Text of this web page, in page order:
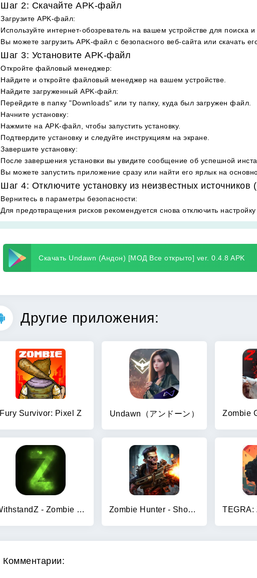
Шаг 2: Скачайте APK-файл
Загрузите APK-файл:
Используйте интернет-обозреватель на вашем устройстве для поиска и
Вы можете загрузить APK-файл с безопасного веб-сайта или скачать
Шаг 3: Установите APK-файл
Откройте файловый менеджер:
Найдите и откройте файловый менеджер на вашем устройстве.
Найдите загруженный APK-файл:
Перейдите в папку "Downloads" или ту папку, куда был загружен файл.
Начните установку:
Нажмите на APK-файл, чтобы запустить установку.
Подтвердите установку и следуйте инструкциям на экране.
Завершите установку:
После завершения установки вы увидите сообщение об успешной
Вы можете запустить приложение сразу или найти его ярлык на
Шаг 4: Отключите установку из неизвестных источников
Вернитесь в параметры безопасности:
Для предотвращения рисков рекомендуется снова отключить настройку
Скачать Undawn (Андон) [МОД Все открыто] ver. 0.4.8 APK
Другие приложения:
Fury Survivor: Pixel Z Undawn（アンドーン）
WithstandZ - Zombie Survival! Zombie Hunter - Shooting Game
Комментарии: